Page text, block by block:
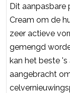
Dit aanpasbare
Cream om de
zeer actieve
gemengd
kan het beste
aangebracht